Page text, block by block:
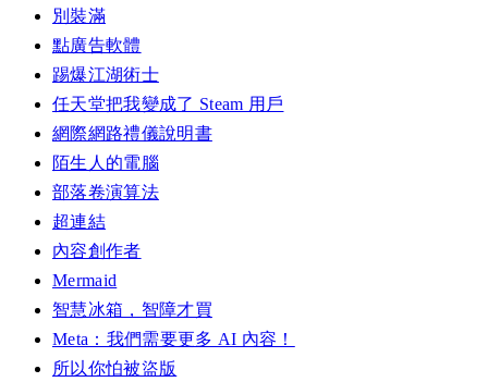
別裝滿
點廣告軟體
踢爆江湖術士
任天堂把我變成了 Steam 用戶
網際網路禮儀說明書
陌生人的電腦
部落卷演算法
超連結
內容創作者
Mermaid
智慧冰箱，智障才買
Meta：我們需要更多 AI 內容！
所以你怕被盜版